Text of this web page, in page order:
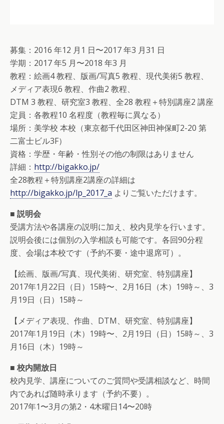
募集：2016 年12 月1 日〜2017 年3 月31 日
学期：2017 年5 月〜2018 年3 月
教程：絵画4 教程、版画/写真5 教程、現代美術5 教程、
メディア表現6 教程、作曲2 教程、
DTM 3 教程、研究室3 教程、全28 教程＋特別講座2 講座
定員：各教程10 名程度（教程毎に異なる）
場所：美学校 本校（東京都千代田区神田神保町2-20 第
二富士ビル3F）
資格：学歴・年齢・性別その他の制限はありません
詳細： http://bigakko.jp/
全28教程＋特別講座2講座の詳細は
http://bigakko.jp/lp_2017_a よりご覧いただけます。
■ 説明会
受講方法や各講座の説明に加え、校内見学を行います。
説明会後には個別の入学相談も可能です。各回90分程
度、会場は本校です（予約不要・途中退席可）。
【絵画、版画/写真、現代美術、研究室、特別講座】
2017年1月22日（日）15時〜、2月16日（木）19時～、3
月19日（日）15時～
【メディア表現、作曲、DTM、研究室、特別講座】
2017年1月19日（木）19時〜、2月19日（日）15時～、3
月16日（木）19時～
■ 校内開放日
校内見学、講座についてのご質問や受講相談など、時間
内であれば随時承ります（予約不要）。
2017年1〜3月の第2・4木曜日14〜20時